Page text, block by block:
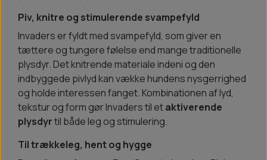
Piv, knitre og stimulerende svampefyld
Invaders er fyldt med svampefyld, som giver en
tættere og tungere følelse end mange traditionelle
plysdyr. Det knitrende materiale indeni og den
indbyggede pivlyd kan vække hundens nysgerrighed
og holde interessen fanget. Kombinationen af lyd,
tekstur og form gør Invaders til etaktiverende
plysdyrtil både leg og stimulering.
Til trækkeleg, hent og hygge